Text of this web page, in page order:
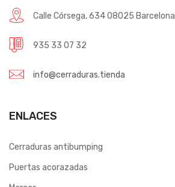
Calle Córsega, 634 08025 Barcelona
935 33 07 32
info@cerraduras.tienda
ENLACES
Cerraduras antibumping
Puertas acorazadas